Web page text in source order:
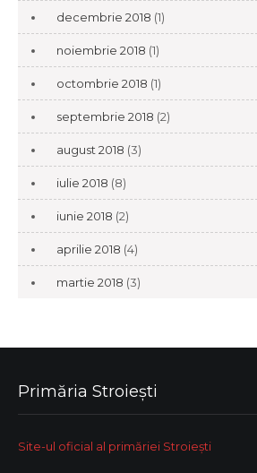
decembrie 2018 (1)
noiembrie 2018 (1)
octombrie 2018 (1)
septembrie 2018 (2)
august 2018 (3)
iulie 2018 (8)
iunie 2018 (2)
aprilie 2018 (4)
martie 2018 (3)
Primăria Stroiești
Site-ul oficial al primăriei Stroiești